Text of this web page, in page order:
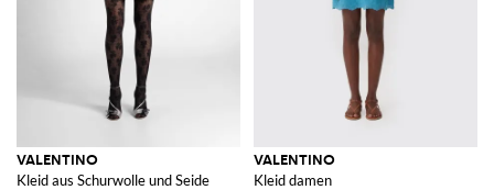
VALENTINO
Kleid aus Schurwolle und Seide
VALENTINO
Kleid damen